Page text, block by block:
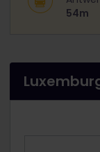
54m